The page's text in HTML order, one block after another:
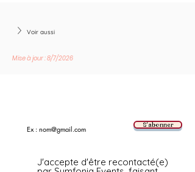
Voir aussi
Mise à jour : 8/7/2026
S'abonner
J'accepte d'être recontacté(e)